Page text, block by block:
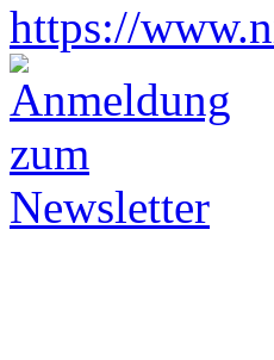
https://